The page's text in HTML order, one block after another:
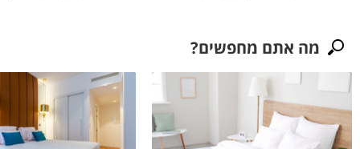
מה אתם מחפשים?